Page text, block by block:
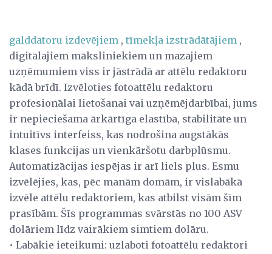
galddatoru izdevējiem , tīmekļa izstrādātājiem ,
digitālajiem māksliniekiem un mazajiem
uzņēmumiem viss ir jāstrādā ar attēlu redaktoru
kādā brīdī. Izvēloties fotoattēlu redaktoru
profesionālai lietošanai vai uzņēmējdarbībai, jums
ir nepieciešama ārkārtīga elastība, stabilitāte un
intuitīvs interfeiss, kas nodrošina augstākās
klases funkcijas un vienkāršotu darbplūsmu.
Automatizācijas iespējas ir arī liels plus. Esmu
izvēlējies, kas, pēc manām domām, ir vislabākā
izvēle attēlu redaktoriem, kas atbilst visām šīm
prasībām. Šīs programmas svārstās no 100 ASV
dolāriem līdz vairākiem simtiem dolāru.
• Labākie ieteikumi: uzlaboti fotoattēlu redaktori